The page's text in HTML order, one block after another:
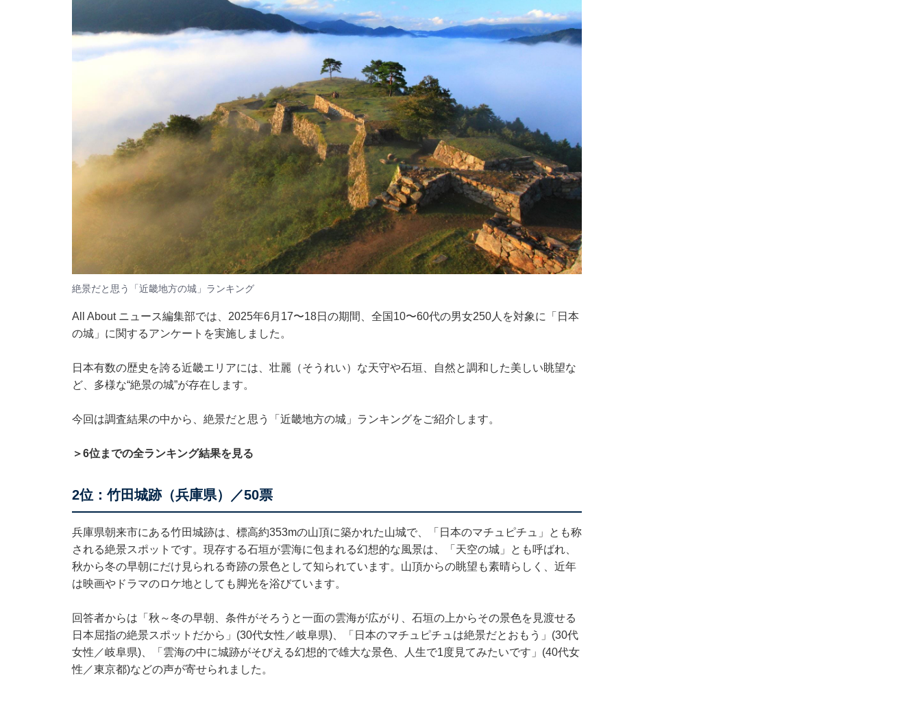
絶景だと思う「近畿地方の城」ランキング
All About ニュース編集部では、2025年6月17〜18日の期間、全国10〜60代の男女250人を対象に「日本
の城」に関するアンケートを実施しました。
日本有数の歴史を誇る近畿エリアには、壮麗（そうれい）な天守や石垣、自然と調和した美しい眺望な
ど、多様な“絶景の城”が存在します。
今回は調査結果の中から、絶景だと思う「近畿地方の城」ランキングをご紹介します。
＞6位までの全ランキング結果を見る
2位：竹田城跡（兵庫県）／50票
兵庫県朝来市にある竹田城跡は、標高約353mの山頂に築かれた山城で、「日本のマチュピチュ」とも称
される絶景スポットです。現存する石垣が雲海に包まれる幻想的な風景は、「天空の城」とも呼ばれ、
秋から冬の早朝にだけ見られる奇跡の景色として知られています。山頂からの眺望も素晴らしく、近年
は映画やドラマのロケ地としても脚光を浴びています。
回答者からは「秋～冬の早朝、条件がそろうと一面の雲海が広がり、石垣の上からその景色を見渡せる
日本屈指の絶景スポットだから」(30代女性／岐阜県)、「日本のマチュピチュは絶景だとおもう」(30代
女性／岐阜県)、「雲海の中に城跡がそびえる幻想的で雄大な景色、人生で1度見てみたいです」(40代女
性／東京都)などの声が寄せられました。